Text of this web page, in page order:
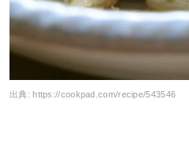
出典:https://cookpad.com/recipe/543546